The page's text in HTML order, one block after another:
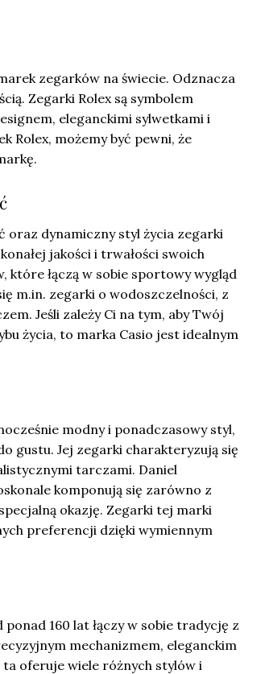
zegarków na świecie. Odznacza
Zegarki Rolex są symbolem
eleganckimi sylwetkami i
Rolex, możemy być pewni, że
oraz dynamiczny styl życia zegarki
jakości i trwałości swoich
łączą w sobie sportowy wygląd
m.in. zegarki o wodoszczelności, z
Jeśli zależy Ci na tym, aby Twój
życia, to marka Casio jest idealnym
modny i ponadczasowy styl,
gustu. Jej zegarki charakteryzują się
tarczami. Daniel
komponują się zarówno z
okazję. Zegarki tej marki
preferencji dzięki wymiennym
160 lat łączy w sobie tradycję z
mechanizmem, eleganckim
oferuje wiele różnych stylów i